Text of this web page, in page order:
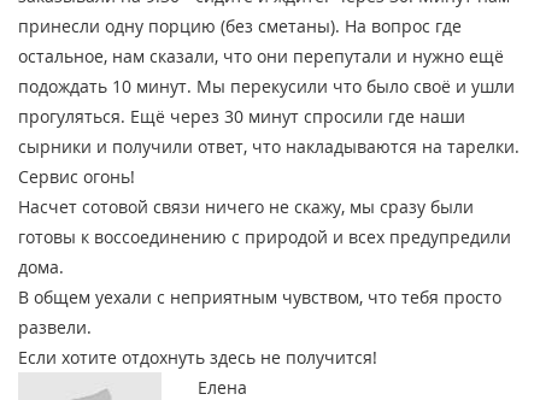
принесли одну порцию (без сметаны). На вопрос где
остальное, нам сказали, что они перепутали и нужно ещё
подождать 10 минут. Мы перекусили что было своё и ушли
прогуляться. Ещё через 30 минут спросили где наши
сырники и получили ответ, что накладываются на тарелки.
Сервис огонь!
Насчет сотовой связи ничего не скажу, мы сразу были
готовы к воссоединению с природой и всех предупредили
дома.
В общем уехали с неприятным чувством, что тебя просто
развели.
Если хотите отдохнуть здесь не получится!
Елена